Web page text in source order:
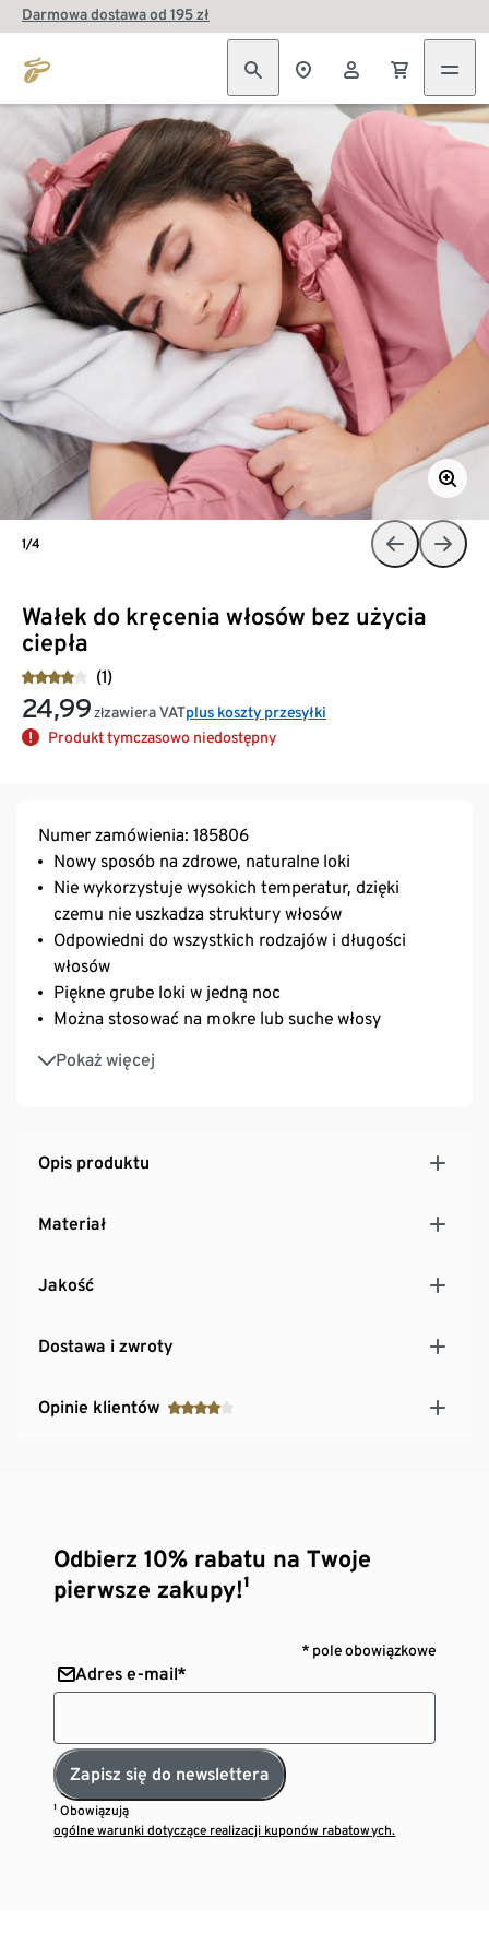
Darmowa dostawa od 195 zł
Wałek do kręcenia włosów bez użycia
ciepła
(1)
24,99 złzawiera VATplus koszty przesyłki
Produkt tymczasowo niedostępny
1/4
Numer zamówienia: 185806
Nowy sposób na zdrowe, naturalne loki
Nie wykorzystuje wysokich temperatur, dzięki
czemu nie uszkadza struktury włosów
Odpowiedni do wszystkich rodzajów i długości
włosów
Piękne grube loki w jedną noc
Można stosować na mokre lub suche włosy
Pokaż więcej
W zestawie dwie gumki do włosów i klamra
ułatwiająca mocowanie
Ta delikatna metoda może pomóc włosom
Opis produktu
Materiał
Jakość
Dostawa i zwroty
Opinie klientów
Odbierz 10% rabatu na Twoje
pierwsze zakupy!¹
* pole obowiązkowe
Adres e-mail*
Zapisz się do newslettera
¹ Obowiązują
ogólne warunki dotyczące realizacji kuponów rabatowych.